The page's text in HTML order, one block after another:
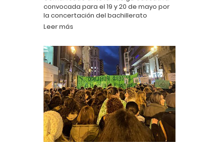
convocada para el 19 y 20 de mayo por
la concertación del bachillerato
Leer más